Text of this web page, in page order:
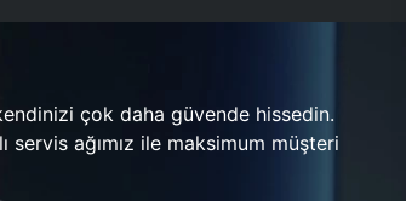
çok daha güvende hissedin.
servis ağımız ile maksimum müşteri